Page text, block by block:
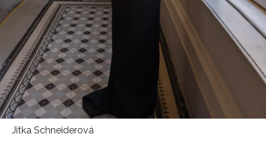
Jitka Schneiderová